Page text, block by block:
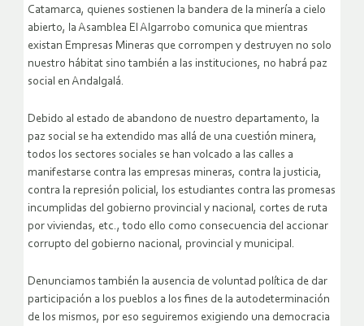
Catamarca, quienes sostienen la bandera de la minería a cielo
abierto, la Asamblea El Algarrobo comunica que mientras
existan Empresas Mineras que corrompen y destruyen no solo
nuestro hábitat sino también a las instituciones, no habrá paz
social en Andalgalá.
Debido al estado de abandono de nuestro departamento, la
paz social se ha extendido mas allá de una cuestión minera,
todos los sectores sociales se han volcado a las calles a
manifestarse contra las empresas mineras, contra la justicia,
contra la represión policial, los estudiantes contra las promesas
incumplidas del gobierno provincial y nacional, cortes de ruta
por viviendas, etc., todo ello como consecuencia del accionar
corrupto del gobierno nacional, provincial y municipal.
Denunciamos también la ausencia de voluntad política de dar
participación a los pueblos a los fines de la autodeterminación
de los mismos, por eso seguiremos exigiendo una democracia